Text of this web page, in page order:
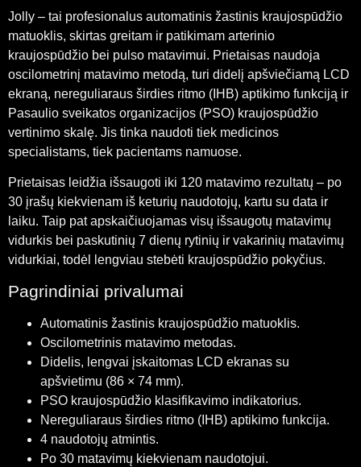
Jolly – tai profesionalus automatinis žastinis kraujospūdžio
matuoklis, skirtas greitam ir patikimam arterinio
kraujospūdžio bei pulso matavimui. Prietaisas naudoja
oscilometrinį matavimo metodą, turi didelį apšviečiamą LCD
ekraną, nereguliaraus širdies ritmo (IHB) aptikimo funkciją ir
Pasaulio sveikatos organizacijos (PSO) kraujospūdžio
vertinimo skalę. Jis tinka naudoti tiek medicinos
specialistams, tiek pacientams namuose.
Prietaisas leidžia išsaugoti iki 120 matavimo rezultatų – po
30 įrašų kiekvienam iš keturių naudotojų, kartu su data ir
laiku. Taip pat apskaičiuojamas visų išsaugotų matavimų
vidurkis bei paskutinių 7 dienų rytinių ir vakarinių matavimų
vidurkiai, todėl lengviau stebėti kraujospūdžio pokyčius.
Pagrindiniai privalumai
Automatinis žastinis kraujospūdžio matuoklis.
Oscilometrinis matavimo metodas.
Didelis, lengvai įskaitomas LCD ekranas su
apšvietimu (86 × 74 mm).
PSO kraujospūdžio klasifikavimo indikatorius.
Nereguliaraus širdies ritmo (IHB) aptikimo funkcija.
4 naudotojų atmintis.
Po 30 matavimų kiekvienam naudotojui.